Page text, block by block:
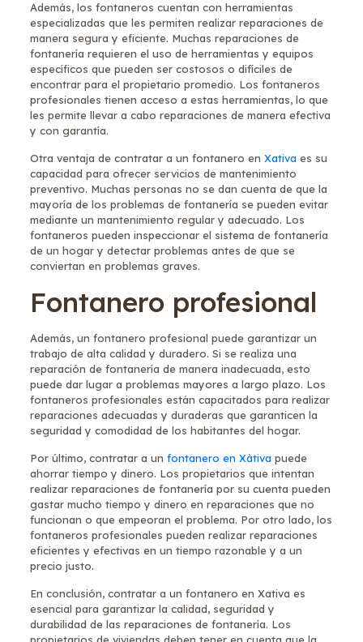
Además, los fontaneros cuentan con herramientas
especializadas que les permiten realizar reparaciones de
manera segura y eficiente. Muchas reparaciones de
fontanería requieren el uso de herramientas y equipos
específicos que pueden ser costosos o difíciles de
encontrar para el propietario promedio. Los fontaneros
profesionales tienen acceso a estas herramientas, lo que
les permite llevar a cabo reparaciones de manera efectiva
y con garantía.
Otra ventaja de contratar a un fontanero en Xativa es su
capacidad para ofrecer servicios de mantenimiento
preventivo. Muchas personas no se dan cuenta de que la
mayoría de los problemas de fontanería se pueden evitar
mediante un mantenimiento regular y adecuado. Los
fontaneros pueden inspeccionar el sistema de fontanería
de un hogar y detectar problemas antes de que se
conviertan en problemas graves.
Fontanero profesional
Además, un fontanero profesional puede garantizar un
trabajo de alta calidad y duradero. Si se realiza una
reparación de fontanería de manera inadecuada, esto
puede dar lugar a problemas mayores a largo plazo. Los
fontaneros profesionales están capacitados para realizar
reparaciones adecuadas y duraderas que garanticen la
seguridad y comodidad de los habitantes del hogar.
Por último, contratar a un fontanero en Xàtiva puede
ahorrar tiempo y dinero. Los propietarios que intentan
realizar reparaciones de fontanería por su cuenta pueden
gastar mucho tiempo y dinero en reparaciones que no
funcionan o que empeoran el problema. Por otro lado, los
fontaneros profesionales pueden realizar reparaciones
eficientes y efectivas en un tiempo razonable y a un
precio justo.
En conclusión, contratar a un fontanero en Xativa es
esencial para garantizar la calidad, seguridad y
durabilidad de las reparaciones de fontanería. Los